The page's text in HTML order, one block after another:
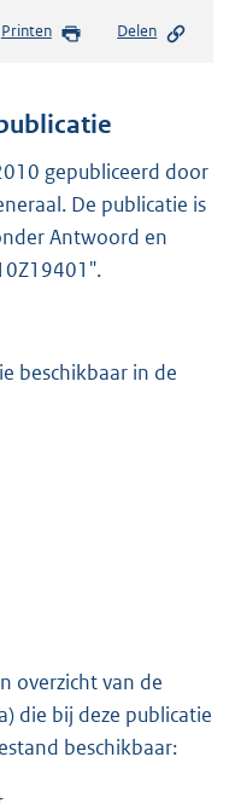
s
n
s
r
o
o
:
Printen Delen
gepubliceerd door
De publicatie is
Antwoord en
beschikbaar in de
overzicht van de
die bij deze publicatie
beschikbaar: